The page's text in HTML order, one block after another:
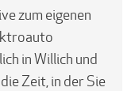
zum eigenen
in Willich und
Zeit, in der Sie